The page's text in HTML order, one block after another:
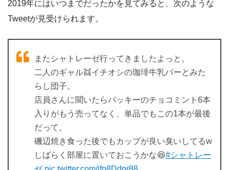
2019年にはいつまでだったかを見てみると、次のような
Tweetが見受けられます。
またシャトレーゼ行ってきましたよっと。
二人のギャル👯イチオシの珈琲牛乳バーとみた
らし団子。
店員さんに聞いたらバッキーのチョコミント6本
入りがもう売ってなく、単品でもこの1本が最後
だって。
磯辺焼き食った後でもカップが良い臭いしてるw
しばらく部屋に置いておこうかな😆#シャトレー